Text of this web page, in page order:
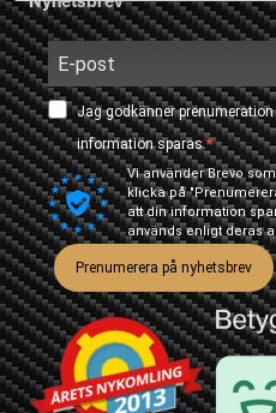
Jag godkänner
information sparas.
Vi använder Brevo
klicka på
att din information
används enligt deras
Prenumerera på nyhetsbrev